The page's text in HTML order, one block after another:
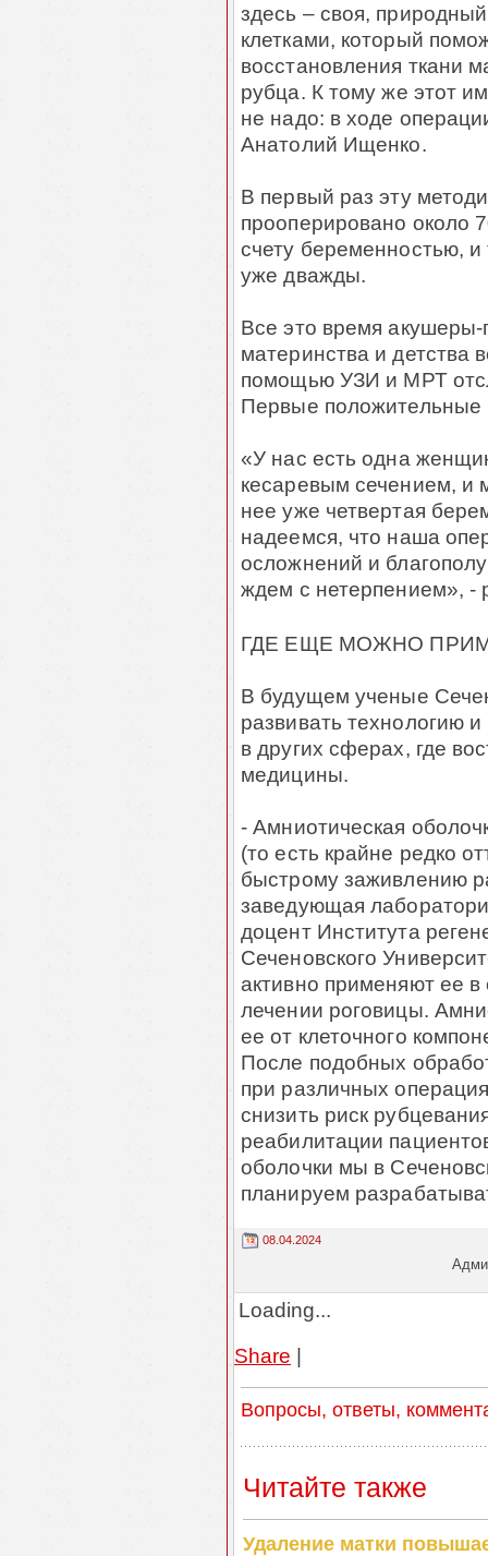
здесь – своя,
клетками, который
восстановления ткани
рубца. К тому же этот
не надо: в ходе
Анатолий Ищенко.
В первый раз эту
прооперировано около
счету беременностью, и
уже дважды.
Все это время акушеры-
материнства и детства
помощью УЗИ и МРТ
Первые положительные
«У нас есть одна
кесаревым сечением, и
нее уже четвертая
надеемся, что наша
осложнений и
ждем с нетерпением», -
ГДЕ ЕЩЕ МОЖНО
В будущем ученые
развивать технологию
в других сферах, где
медицины.
- Амниотическая
(то есть крайне редко
быстрому заживлению
заведующая
доцент Института
Сеченовского
активно применяют ее
лечении роговицы.
ее от клеточного
После подобных
при различных
снизить риск
реабилитации
оболочки мы в
планируем
08.04.2024
Loading...
Share |
Вопросы, ответы,
Читайте также
Удаление матки